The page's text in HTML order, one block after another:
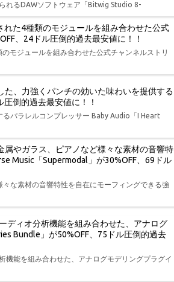
れるDAWソフトウェア「Bitwig Studio 8-
れた4種類のモジュールを組み合わせた公式
、24ドル圧倒的過去最安値に！！
モジュールを組み合わせた公式チャンネルストリ
た、力強くパンチの効いた味わいを提供する
倒的過去最安値に！！
パラレルコンプレッサー Baby Audio「I Heart
やガラス、ピアノなど様々な素材の音響特
Music「Supermodal」が30%OFF、69ドル
な素材の音響特性を自在にモーフィングできる強
ディオ分析機能を組み合わせた、アナログ
Bundle」が50%OFF、75ドル圧倒的過去
機能を組み合わせた、アナログモデリングプラグイ